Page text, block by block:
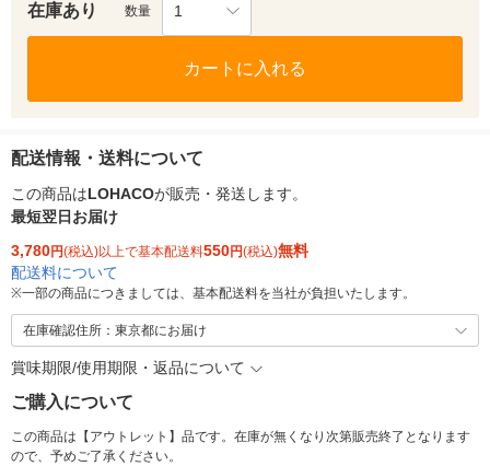
在庫あり 数量 1
カートに入れる
配送情報・送料について
この商品はLOHACOが販売・発送します。
最短翌日お届け
3,780円(税込)以上で基本配送料550円(税込)無料
配送料について
※一部の商品につきましては、基本配送料を当社が負担いたします。
在庫確認住所：東京都にお届け
賞味期限/使用期限・返品について
ご購入について
この商品は【アウトレット】品です。在庫が無くなり次第販売終了となります
ので、予めご了承ください。